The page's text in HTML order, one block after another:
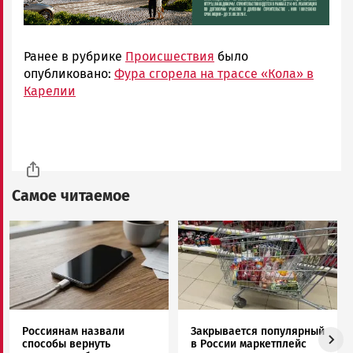
Ранее в рубрике Происшествия было
опубликовано: Фура сгорела на трассе «Кола» в
Карелии
Самое читаемое
Image
Россиянам назвали
способы вернуть
Image
Закрывается популярный
в России маркетплейс